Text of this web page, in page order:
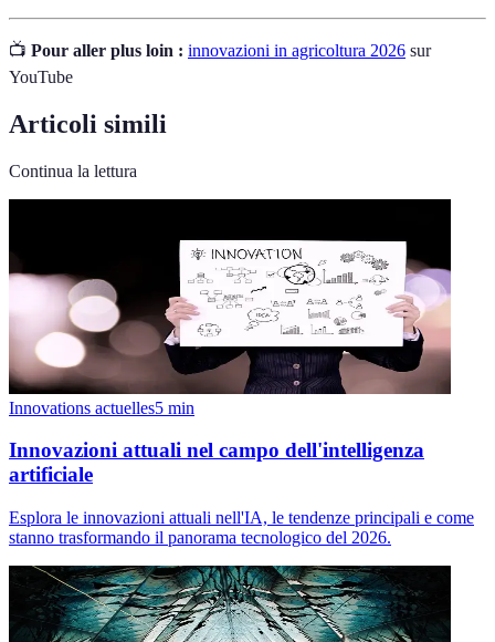
📺 Pour aller plus loin : innovazioni in agricoltura 2026 sur
YouTube
Articoli simili
Continua la lettura
Innovations actuelles5 min
Innovazioni attuali nel campo dell'intelligenza
artificiale
Esplora le innovazioni attuali nell'IA, le tendenze principali e come
stanno trasformando il panorama tecnologico del 2026.